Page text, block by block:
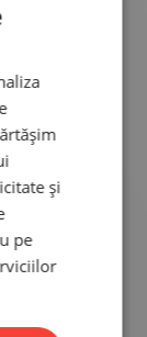
și
pe